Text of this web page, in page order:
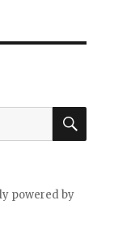
検
powered by